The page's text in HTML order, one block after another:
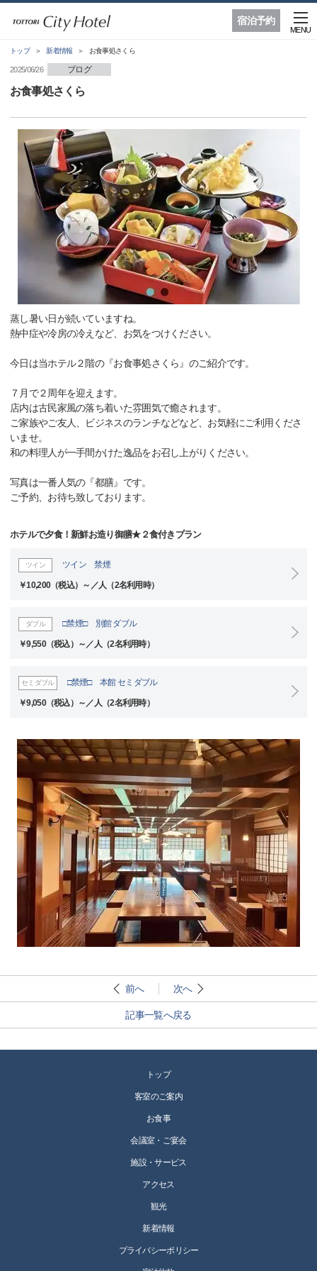
宿泊予約
MENU
トップ 新着情報 お食事処さくら
2025/06/26 ブログ
お食事処さくら
蒸し暑い日が続いていますね。
熱中症や冷房の冷えなど、お気をつけください。
今日は当ホテル２階の『お食事処さくら』のご紹介です。
７月で２周年を迎えます。
店内は古民家風の落ち着いた雰囲気で癒されます。
ご家族やご友人、ビジネスのランチなどなど、お気軽にご利用くださ
いませ。
和の料理人が一手間かけた逸品をお召し上がりください。
写真は一番人気の『都膳』です。
ご予約、お待ち致しております。
ホテルで夕食！新鮮お造り御膳★２食付きプラン
ツイン ツイン 禁煙
￥10,200（税込）～／人（2名利用時）
ダブル □禁煙□ 別館 ダブル
￥9,550（税込）～／人（2名利用時）
セミダブル □禁煙□ 本館 セミダブル
￥9,050（税込）～／人（2名利用時）
前へ 次へ
記事一覧へ戻る
トップ
客室のご案内
お食事
会議室・ご宴会
施設・サービス
アクセス
観光
新着情報
プライバシーポリシー